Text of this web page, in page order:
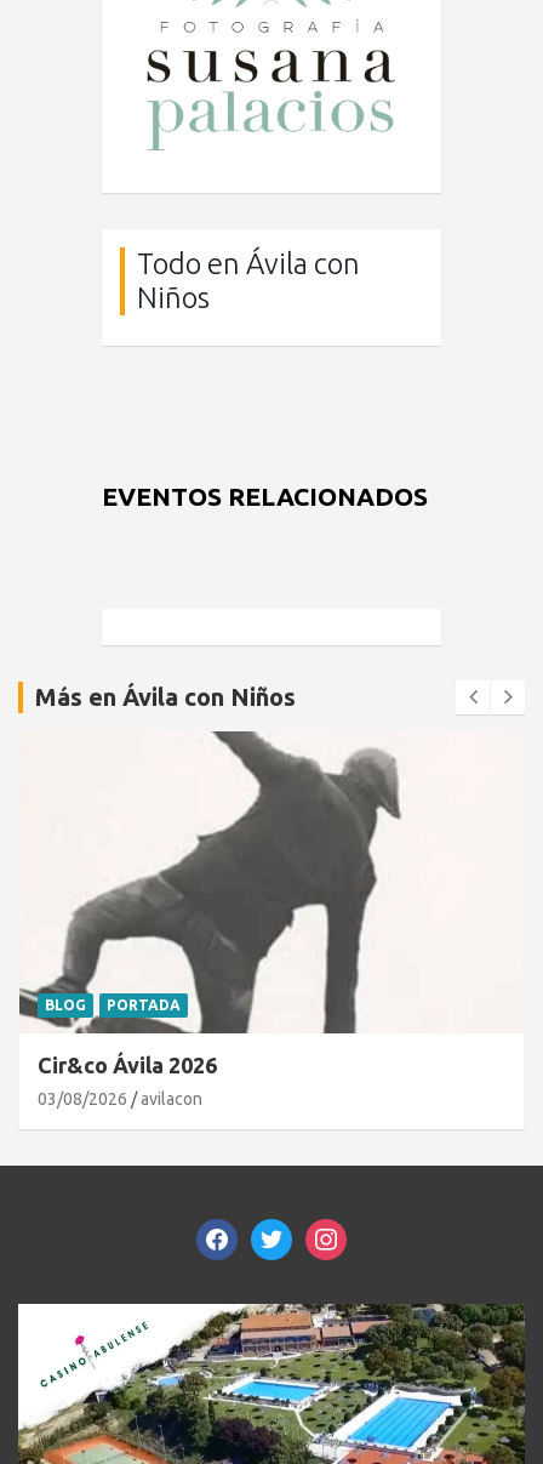
Todo en Ávila con
Niños
EVENTOS RELACIONADOS
Más en Ávila con Niños
BLOG PORTADA
Cir&co Ávila 2026
03/08/2026 avilacon
facebooktwitterinstagram